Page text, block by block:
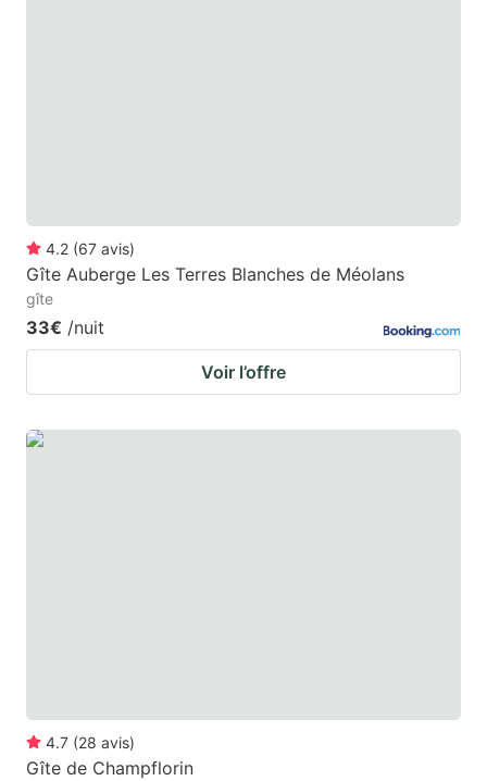
4.2 (67 avis)
Gîte Auberge Les Terres Blanches de Méolans
gîte
33€ /nuit
Voir l’offre
4.7 (28 avis)
Gîte de Champflorin